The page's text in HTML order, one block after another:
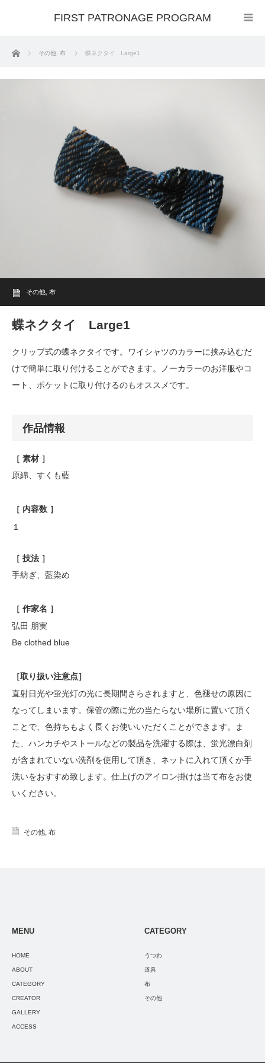
FIRST PATRONAGE PROGRAM
ホーム その他 布 蝶ネクタイ Large1
その他 布
蝶ネクタイ Large1
クリップ式の蝶ネクタイです。ワイシャツのカラーに挟み込むだ
けで簡単に取り付けることができます。ノーカラーのお洋服やコ
ート、ポケットに取り付けるのもオススメです。
作品情報
［ 素材 ］
原綿、すくも藍
［ 内容数 ］
１
［ 技法 ］
手紡ぎ、藍染め
［ 作家名 ］
弘田 朋実
Be clothed blue
［取り扱い注意点］
直射日光や蛍光灯の光に長期間さらされますと、色褪せの原因に
なってしまいます。保管の際に光の当たらない場所に置いて頂く
ことで、色持ちもよく長くお使いいただくことができます。ま
た、ハンカチやストールなどの製品を洗濯する際は、蛍光漂白剤
が含まれていない洗剤を使用して頂き、ネットに入れて頂くか手
洗いをおすすめ致します。仕上げのアイロン掛けは当て布をお使
いください。
その他, 布
MENU
HOME
ABOUT
CATEGORY
CREATOR
GALLERY
ACCESS
CATEGORY
うつわ
道具
布
その他